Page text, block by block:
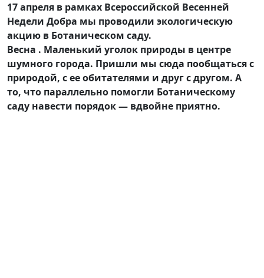
17 апреля в рамках Всероссийской Весенней
Недели Добра мы проводили экологическую
акцию в Ботаническом саду.
Весна . Маленький уголок природы в центре
шумного города. Пришли мы сюда пообщаться с
природой, с ее обитателями и друг с другом. А
то, что параллельно помогли Ботаническому
саду навести порядок — вдвойне приятно.